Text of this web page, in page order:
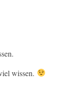
wissen.